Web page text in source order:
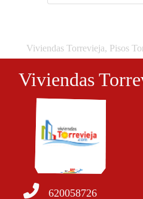
Viviendas Torrevieja, Pisos
Viviendas
620058726